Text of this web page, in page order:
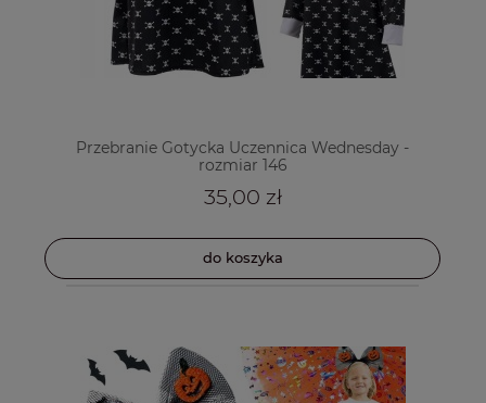
Przebranie Gotycka Uczennica Wednesday -
rozmiar 146
35,00 zł
do koszyka